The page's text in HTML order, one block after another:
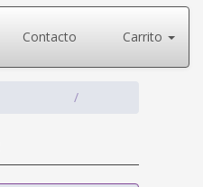
Contacto Carrito